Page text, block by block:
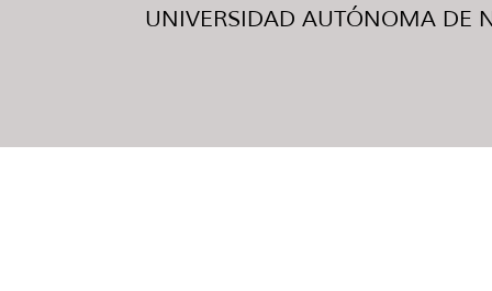
UNIVERSIDAD AUTÓNOMA DE